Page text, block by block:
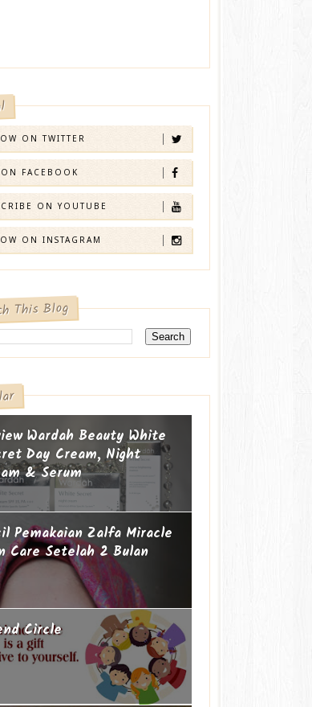
ON TWITTER
FACEBOOK
ON YOUTUBE
ON INSTAGRAM
This Blog
Wardah Beauty White
Day Cream, Night
& Serum
Pemakaian Zalfa Miracle
Care Setelah 2 Bulan
Circle